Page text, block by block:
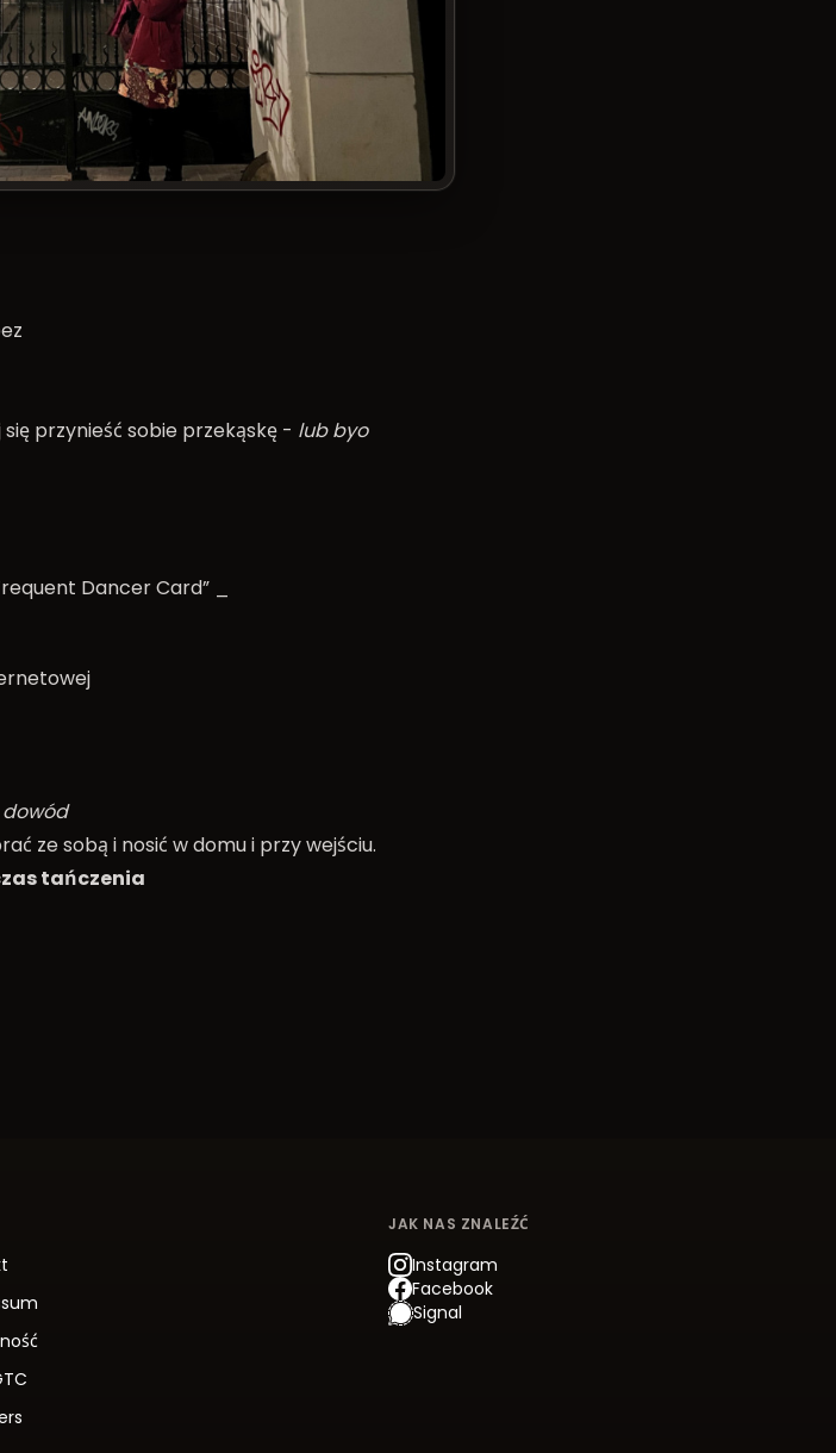
przynieść sobie przekąskę - lub byo
Dancer Card” _
dowód
ze sobą i nosić w domu i przy wejściu.
tańczenia
JAK NAS ZNALEŹĆ
Instagram
Facebook
Signal